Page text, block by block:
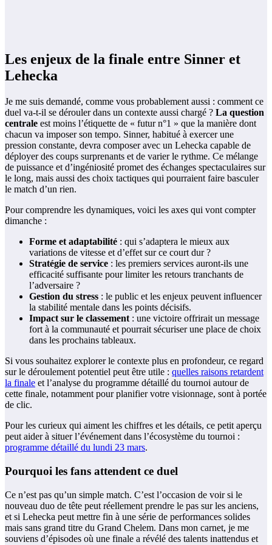
Les enjeux de la finale entre Sinner et
Lehecka
Je me suis demandé, comme vous probablement aussi : comment ce
duel va-t-il se dérouler dans un contexte aussi chargé ? La question
centrale est moins l’étiquette de « futur n°1 » que la manière dont
chacun va imposer son tempo. Sinner, habitué à exercer une
pression constante, devra composer avec un Lehecka capable de
déployer des coups surprenants et de varier le rythme. Ce mélange
de puissance et d’ingéniosité promet des échanges spectaculaires sur
le long, mais aussi des choix tactiques qui pourraient faire basculer
le match d’un rien.
Pour comprendre les dynamiques, voici les axes qui vont compter
dimanche :
Forme et adaptabilité : qui s’adaptera le mieux aux
variations de vitesse et d’effet sur ce court dur ?
Stratégie de service : les premiers services auront-ils une
efficacité suffisante pour limiter les retours tranchants de
l’adversaire ?
Gestion du stress : le public et les enjeux peuvent influencer
la stabilité mentale dans les points décisifs.
Impact sur le classement : une victoire offrirait un message
fort à la communauté et pourrait sécuriser une place de choix
dans les prochains tableaux.
Si vous souhaitez explorer le contexte plus en profondeur, ce regard
sur le déroulement potentiel peut être utile : quelles raisons retardent
la finale et l’analyse du programme détaillé du tournoi autour de
cette finale, notamment pour planifier votre visionnage, sont à portée
de clic.
Pour les curieux qui aiment les chiffres et les détails, ce petit aperçu
peut aider à situer l’événement dans l’écosystème du tournoi :
programme détaillé du lundi 23 mars.
Pourquoi les fans attendent ce duel
Ce n’est pas qu’un simple match. C’est l’occasion de voir si le
nouveau duo de tête peut réellement prendre le pas sur les anciens,
et si Lehecka peut mettre fin à une série de performances solides
mais sans grand titre du Grand Chelem. Dans mon carnet, je me
souviens d’épisodes où une finale a révélé des talents inattendus et